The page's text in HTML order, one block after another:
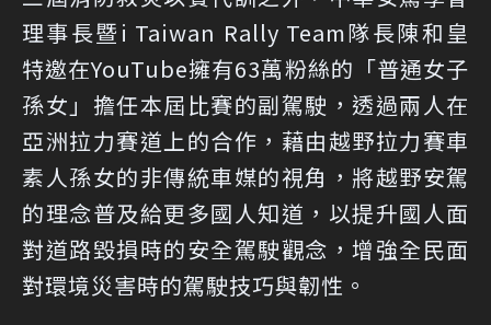
理事長暨i Taiwan Rally Team隊長陳和皇
特邀在YouTube擁有63萬粉絲的「普通女子
孫女」擔任本屆比賽的副駕駛，透過兩人在
亞洲拉力賽道上的合作，藉由越野拉力賽車
素人孫女的非傳統車媒的視角，將越野安駕
的理念普及給更多國人知道，以提升國人面
對道路毀損時的安全駕駛觀念，增強全民面
對環境災害時的駕駛技巧與韌性。